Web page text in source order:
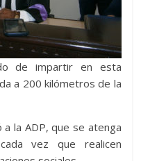
de impartir en esta
a 200 kilómetros de la
la ADP, que se atenga
vez que realicen